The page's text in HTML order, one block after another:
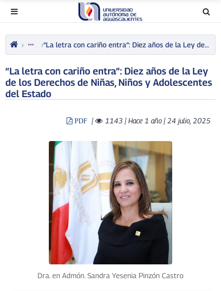
“La letra con cariño entra”: Diez años de la Ley de los Derechos de Niñas, Niños y Adolescentes del Estado
“La letra con cariño entra”: Diez años de la Ley
de los Derechos de Niñas, Niños y Adolescentes
del Estado
PDF | 1143 | Hace 1 año | 24 julio, 2025
Dra. en Admón. Sandra Yesenia Pinzón Castro